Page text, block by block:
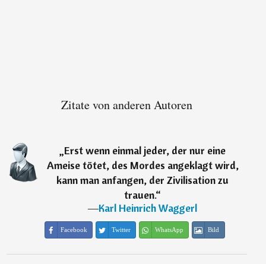
Zitate von anderen Autoren
„Erst wenn einmal jeder, der nur eine
Ameise tötet, des Mordes angeklagt wird,
kann man anfangen, der Zivilisation zu
trauen.“
―Karl Heinrich Waggerl
Facebook Twitter WhatsApp Bild